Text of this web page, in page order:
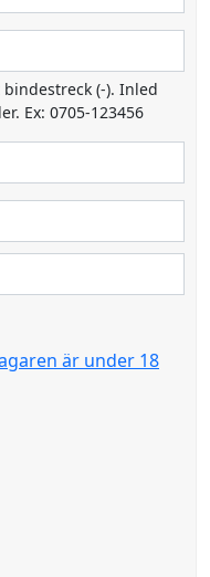
(-). Inled
Ex: 0705-123456
är under 18